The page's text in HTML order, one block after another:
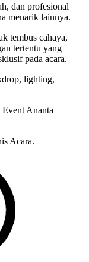
dan profesional
menarik lainnya.
tembus cahaya,
tertentu yang
pada acara.
lighting,
Acara.